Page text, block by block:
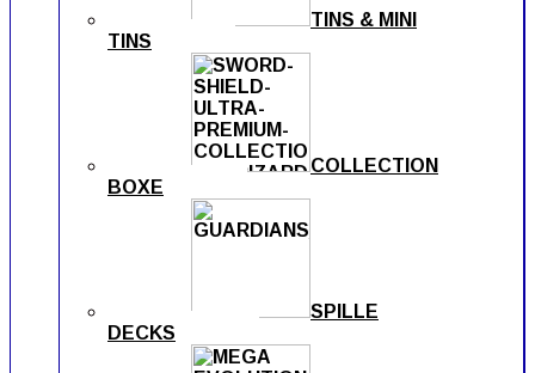
TINS & MINI
TINS
COLLECTION
BOXE
SPILLE
DECKS